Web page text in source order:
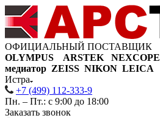
ОФИЦИАЛЬНЫЙ ПОСТАВЩИК
OLYMPUS ARSTEK NEXCOPE
медиатор ZEISS NIKON LEICA
Истра
+7 (499) 112-333-9
Пн. – Пт.: с 9:00 до 18:00
Заказать звонок